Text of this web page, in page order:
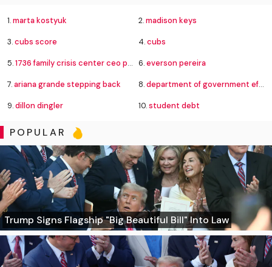
1.marta kostyuk 2.madison keys
3.cubs score 4.cubs
5.1736 family crisis center ceo pay 6.everson pereira
7.ariana grande stepping back 8.department of government efficiency
9.dillon dingler 10.student debt
POPULAR
Trump Signs Flagship "Big Beautiful Bill" Into Law